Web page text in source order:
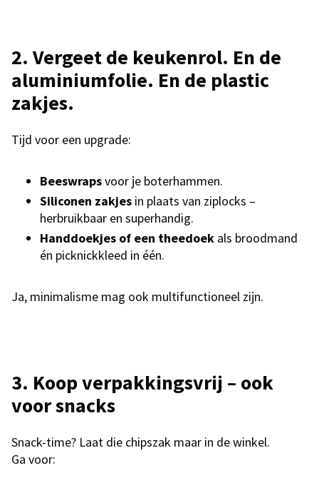
2. Vergeet de keukenrol. En de
aluminiumfolie. En de plastic
zakjes.
Tijd voor een upgrade:
Beeswrapsvoor je boterhammen.
Siliconen zakjes in plaats van ziplocks –
herbruikbaar en superhandig.
Handdoekjes of een theedoek als broodmand
én picknickkleed in één.
Ja, minimalisme mag ook multifunctioneel zijn.
3. Koop verpakkingsvrij – ook
voor snacks
Snack-time? Laat die chipszak maar in de winkel.
Ga voor: